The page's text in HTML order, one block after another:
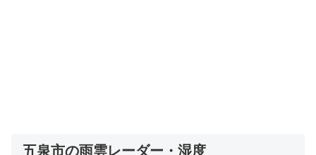
五泉市の雨雲レーダー・湿度